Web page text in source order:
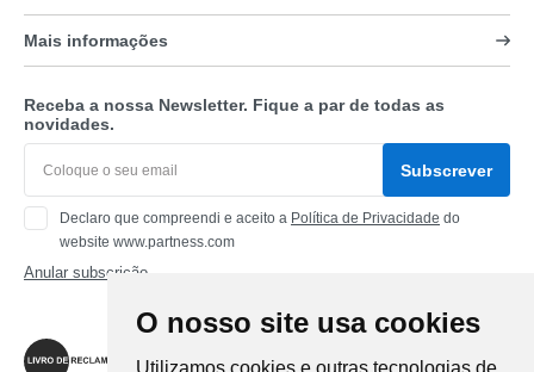
O nosso site usa cookies
Utilizamos cookies e outras tecnologias de
Mais informações
Receba a nossa Newsletter. Fique a par de todas as
novidades.
Subscrever
Declaro que compreendi e aceito a Política de Privacidade do
website www.partness.com
Anular subscrição
Siga-nos